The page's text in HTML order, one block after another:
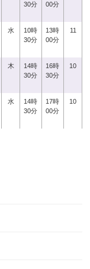
30分
00分
水
10時
30分
13時
00分
11
木
14時
30分
16時
30分
10
水
14時
30分
17時
00分
10